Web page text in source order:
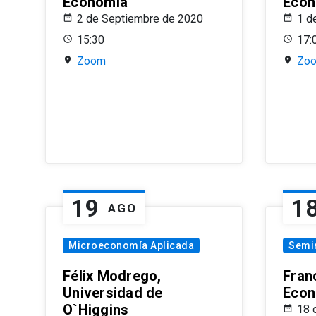
2 de Septiembre de 2020
15:30
Zoom
1
19 AGO
Microeconomía Aplicada
Félix Modrego,
Universidad de
O`Higgins
18